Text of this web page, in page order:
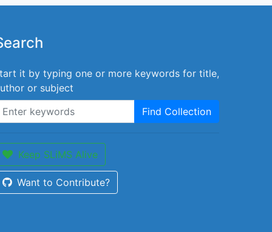
it by typing one or more keywords for title,
or subject
Find Collection
Keep SLiMS Alive
Want to Contribute?